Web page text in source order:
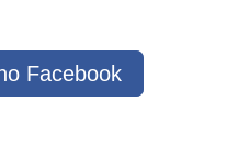
Facebook